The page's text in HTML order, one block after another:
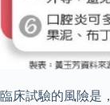
臨床試驗的風險是